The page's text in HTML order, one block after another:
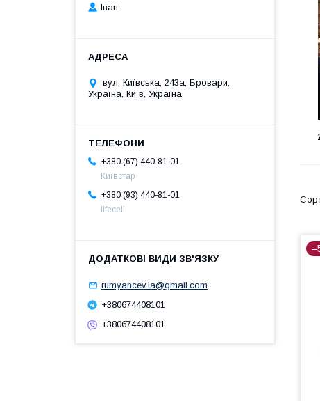
Іван
вул. Київська, 243а, Бровари,
Україна, Київ, Україна
+380 (67) 440-81-01
Київстар
+380 (93) 440-81-01
lifecell
rumyancev.ia@gmail.com
+380674408101
+380674408101